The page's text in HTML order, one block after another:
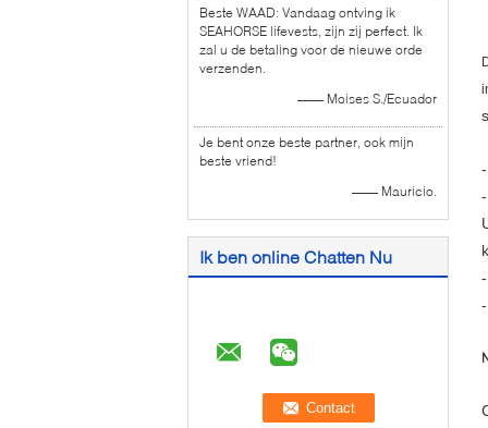
Beste WAAD: Vandaag ontving ik
SEAHORSE lifevests, zijn zij perfect. Ik
zal u de betaling voor de nieuwe orde
verzenden.
—— Moises S./Ecuador
Je bent onze beste partner, ook mijn
beste vriend!
—— Mauricio.
Ik ben online Chatten Nu